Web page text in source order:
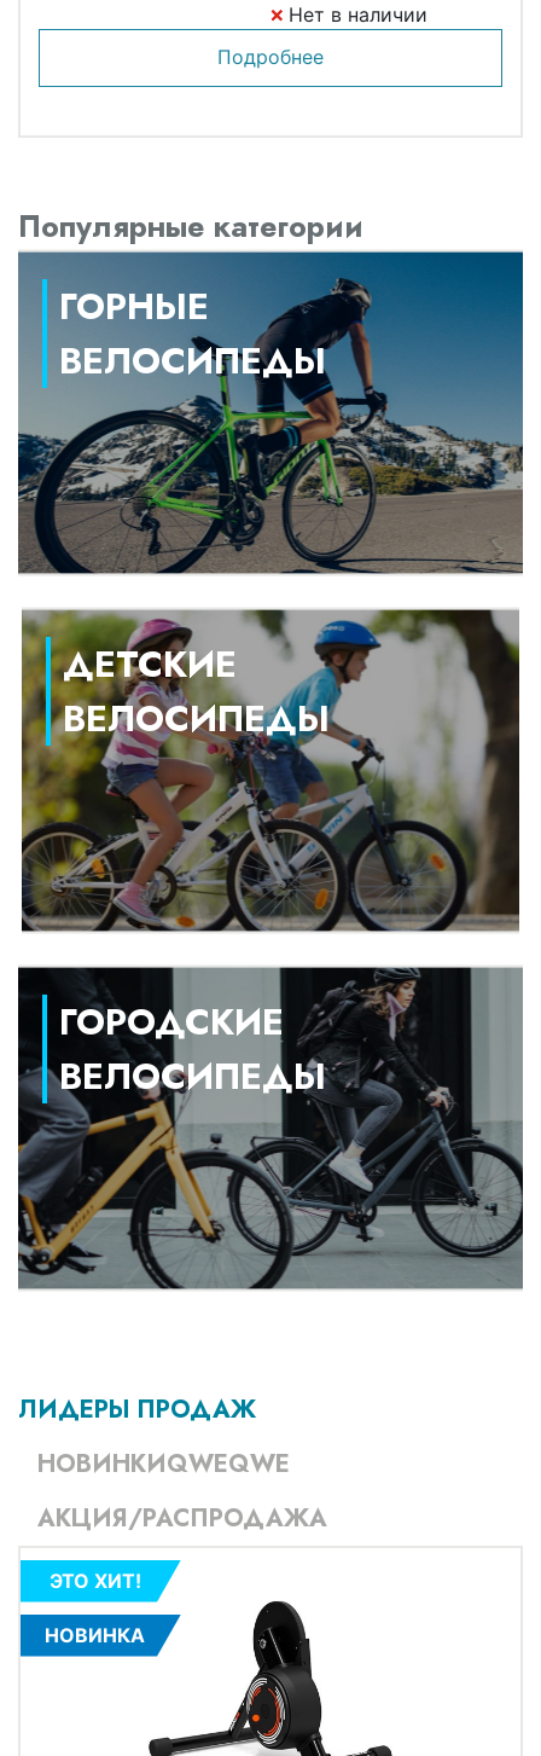
Нет в наличии
Подробнее
Популярные категории
ГОРНЫЕ
ВЕЛОСИПЕДЫ
ДЕТСКИЕ
ВЕЛОСИПЕДЫ
ГОРОДСКИЕ
ВЕЛОСИПЕДЫ
ЛИДЕРЫ ПРОДАЖ
НОВИНКИQWEQWE
АКЦИЯ/РАСПРОДАЖА
ЭТО ХИТ!
НОВИНКА